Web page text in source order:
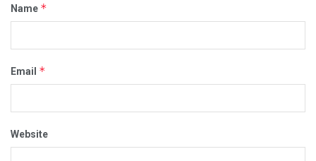
Name *
Email *
Website